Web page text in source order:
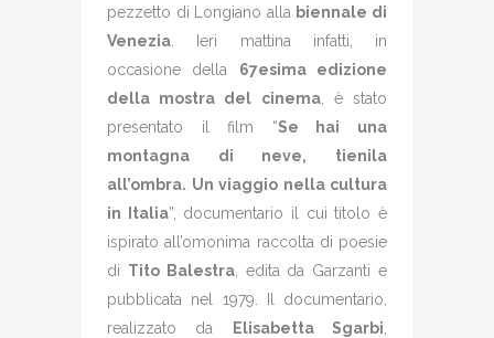
pezzetto di Longiano alla biennale di
Venezia . Ieri mattina infatti, in
occasione della 67esima edizione
della mostra del cinema, è stato
presentato il film “Se hai una
montagna di neve, tienila
all’ombra. Un viaggio nella cultura
in Italia”, documentario il cui titolo è
ispirato all’omonima raccolta di poesie
di Tito Balestra, edita da Garzanti e
pubblicata nel 1979. Il documentario,
realizzato da
Elisabetta Sgarbi